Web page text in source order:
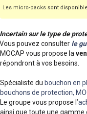
Les micro-packs sont
Incertain sur le type de
Vous pouvez consulter le
MOCAP vous propose la
répondront à vos besoins.
Spécialiste du bouchon en
bouchons de protection,
Le groupe vous propose l’
ainsi que toute une gamme